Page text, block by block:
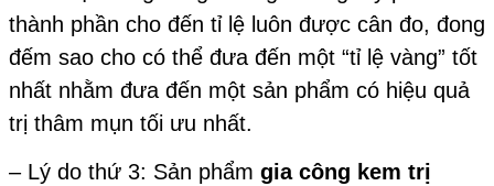
thành phần cho đến tỉ lệ luôn được cân đo, đong
đếm sao cho có thể đưa đến một “tỉ lệ vàng” tốt
nhất nhằm đưa đến một sản phẩm có hiệu quả
trị thâm mụn tối ưu nhất.
– Lý do thứ 3: Sản phẩm gia công kem trị